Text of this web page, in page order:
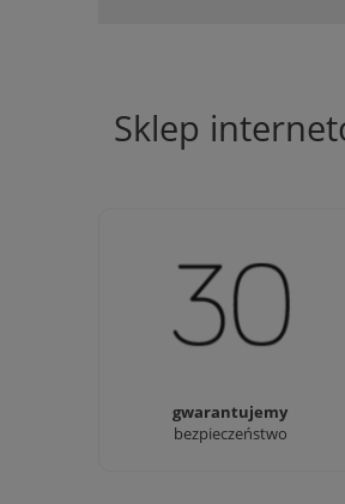
Sklep
gwarantujemy
bezpieczeństwo
Jesteśmy firmą z 30-letnim
doświadczeniem